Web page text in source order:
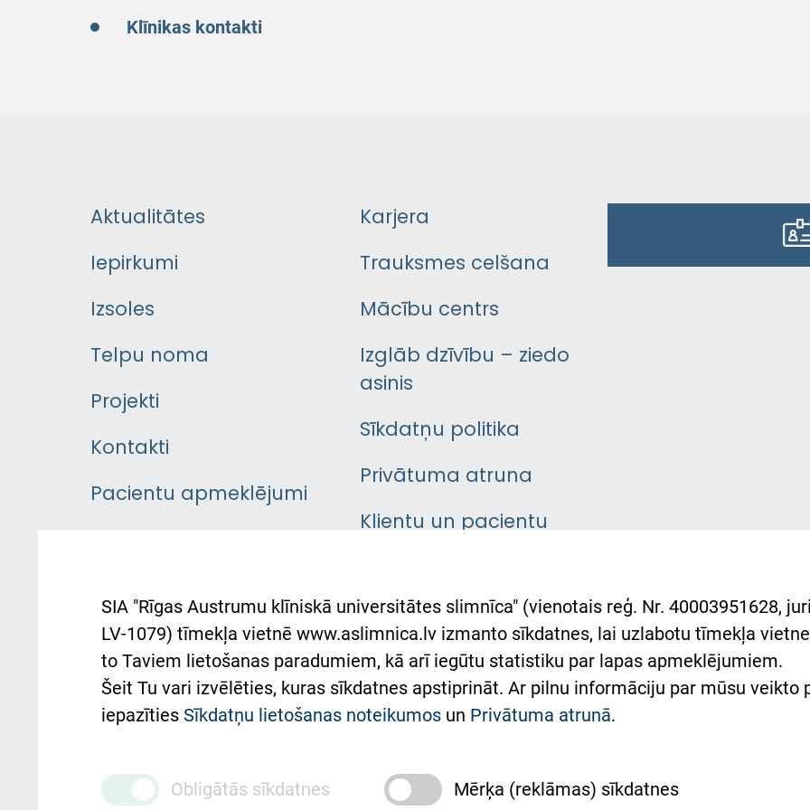
Klīnikas kontakti
Aktualitātes
Iepirkumi
Izsoles
Telpu noma
Projekti
Kontakti
Pacientu apmeklējumi
Pacienta
atsauksmju/sūdzību
iesniegšanas kārtība
Kā pie mums nokļūt
ceļvedis
Karjera
Trauksmes celšana
Mācību centrs
Izglāb dzīvību – ziedo
asinis
Sīkdatņu politika
Privātuma atruna
Klientu un pacientu
Austrumu slimnīcas
atbalsts Ukrainai
Підтримка Східної лікарні
та співпраця з Україною
SIA "Rīgas Austrumu klīniskā universitātes slimnīca" (vienotais reģ. Nr. 40003951628,
LV-1079) tīmekļa vietnē www.aslimnica.lv izmanto sīkdatnes, lai uzlabotu tīmekļa
to Taviem lietošanas paradumiem, kā arī iegūtu statistiku par lapas apmeklējumiem.
Šeit Tu vari izvēlēties, kuras sīkdatnes apstiprināt. Ar pilnu informāciju par mūsu veikto
iepazīties Sīkdatņu lietošanas noteikumos un Privātuma atrunā.
Obligātās sīkdatnes Mērķa (reklāmas) sīkdatnes